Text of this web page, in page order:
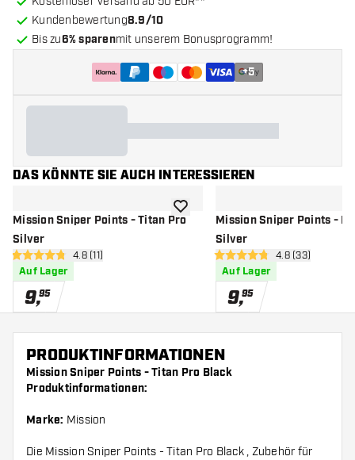
Kundenbewertung8.9/10
Bis zu6% sparenmit unserem Bonusprogramm!
+5
DAS KÖNNTE SIE AUCH INTERESSIEREN
Mission Sniper Points - Titan Pro
Silver
Bewertungsbereich öffnen
4.8 Bewertungssterne
4.8 (11)
Auf Lager
9,95
Zur Wunschliste hinzufügen
Mission Sniper Points -
Silver
4.8 Bewertungssterne
4.8 (33)
Auf Lager
9,95
PRODUKTINFORMATIONEN
Mission Sniper Points - Titan Pro Black
Produktinformationen:
Marke: Mission
Die Mission Sniper Points - Titan Pro Black , Zubehör für